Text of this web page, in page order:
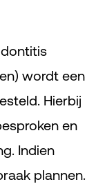
wordt een
Hierbij
en
Indien
plannen.